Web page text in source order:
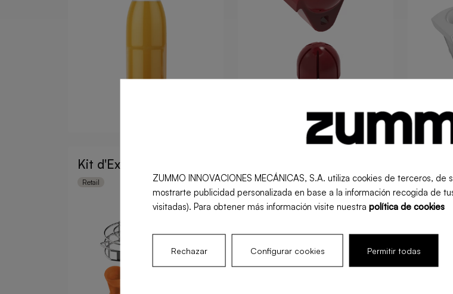
Kit d'Extraction M Z40
Retail Retail Retail
ZUMMO INNOVACIONES MECÁNICAS, S.A. utiliza cookies de terceros,
mostrarte publicidad personalizada en base a la información recogida de
visitadas). Para obtener más información visite nuestra política de cookies
Rechazar Configurar cookies Permitir todas